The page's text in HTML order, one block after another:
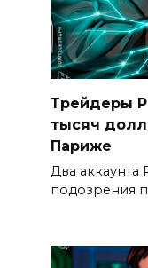
Трейдеры
тысяч
Париже
Два
подозрения